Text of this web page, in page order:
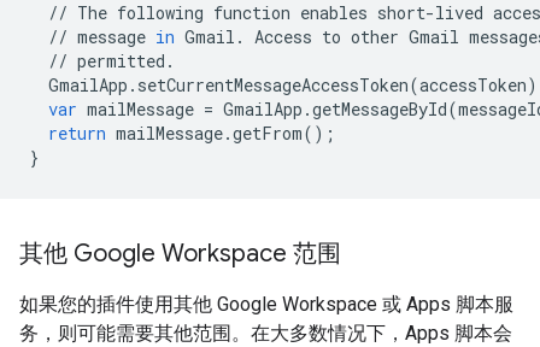
// The following function enables short-lived
// message in Gmail . Access to other Gmail
// permitted .
GmailApp . setCurrentMessageAccessToken(accessToken
var mailMessage = GmailApp .getMessageById(
return mailMessage.getFrom();
}
其他 Google Workspace 范围
如果您的插件使用其他 Google Workspace 或 Apps 脚本服
务，则可能需要其他范围。在大多数情况下，Apps 脚本会